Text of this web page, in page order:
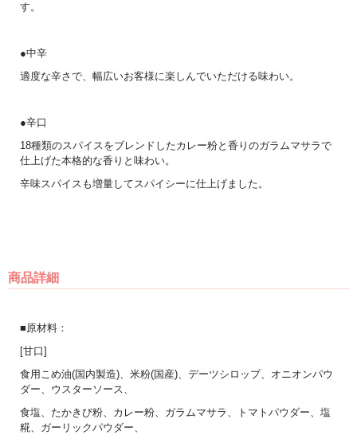
す。
●中辛
適度な辛さで、幅広いお客様に楽しんでいただける味わい。
●辛口
18種類のスパイスをブレンドしたカレー粉と香りのガラムマサラで
仕上げた本格的な香りと味わい。
辛味スパイスも増量してスパイシーに仕上げました。
商品詳細
■原材料：
[甘口]
食用こめ油(国内製造)、米粉(国産)、デーツシロップ、オニオンパウ
ダー、ウスターソース、
食塩、たかきび粉、カレー粉、ガラムマサラ、トマトパウダー、塩
糀、ガーリックパウダー、